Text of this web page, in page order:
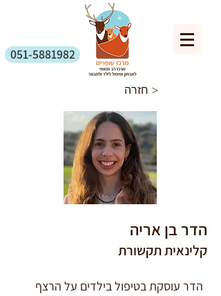
051-5881982
חזרה >
הדר בן אריה
קלינאית תקשורת
הדר עוסקת בטיפול בילדים על הרצף